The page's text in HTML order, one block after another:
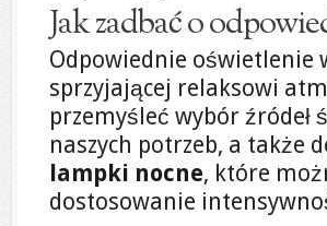
Jak zadbać o
Odpowiednie oświetlenie
sprzyjającej relaksowi
przemyśleć wybór źródeł
naszych potrzeb, a także
lampki nocne, które
dostosowanie